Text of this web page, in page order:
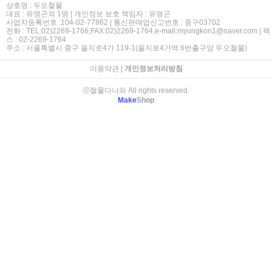
상호명 : 두오철물
대표 : 유명곤외 1명 | 개인정보 보호 책임자 : 유명곤
사업자등록번호 :104-02-77862 | 통신판매업신고번호 : 중구03702
전화 : TEL:02)2269-1766,FAX:02)2269-1764,e-mail:myungkon1@naver.com | 팩
스 : 02-2269-1764
주소 : 서울특별시 중구 을지로4가 119-1(을지로4가역 6번출구앞 두오철물)
이용약관| 개인정보처리방침
ⓒ철물다나와 All rights reserved.
MakeShop